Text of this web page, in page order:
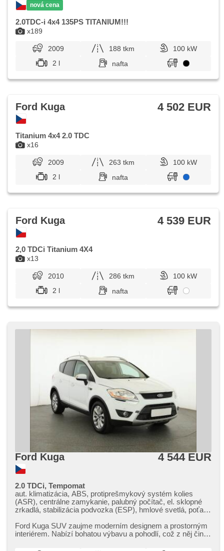
x189
nová cena
2.0TDC-i 4x4 135PS TITANIUM!!!
2009 188 tkm
100 kW
2 l
nafta
x16
Ford Kuga 4 502 EUR
Titanium 4x4 2.0 TDC
2009 263 tkm
100 kW
2 l
nafta
x13
Ford Kuga 4 539 EUR
2,0 TDCi Titanium 4X4
2010 286 tkm
100 kW
2 l
nafta
Ford Kuga 4 544 EUR
2.0 TDCi, Tempomat
aut. klimatizácia, ABS, protiprešmykový systém kolies
(ASR), centrálne zamykanie, palubný počítač, el. sklopné
zrkadlá, stabilizácia podvozka (ESP), hmlové svetlá, poťahy
okná, strešný nosič, autorádio, manuálna prevodovka
Ford Kuga SUV zaujme moderním designem a prostorným
interiérem. Nabízí bohatou výbavu a pohodlí,​ což z něj činí